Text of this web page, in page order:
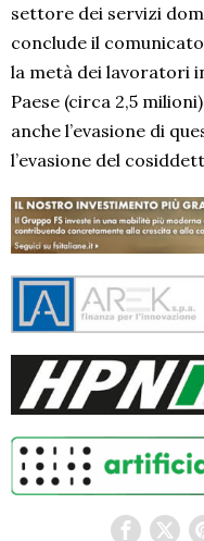
settore dei servizi
conclude il
la metà dei lavoratori
Paese (circa 2,5
anche l’evasione di
l’evasione del